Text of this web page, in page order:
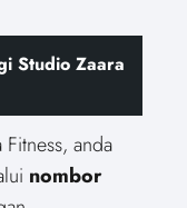
Studio Zaara
anda
nombor